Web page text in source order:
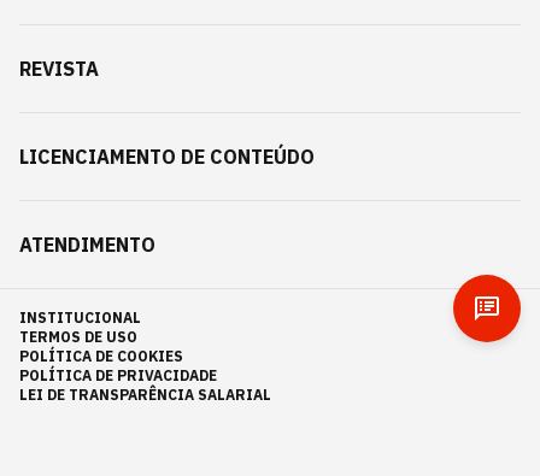
REVISTA
LICENCIAMENTO DE CONTEÚDO
ATENDIMENTO
INSTITUCIONAL
TERMOS DE USO
POLÍTICA DE COOKIES
POLÍTICA DE PRIVACIDADE
LEI DE TRANSPARÊNCIA SALARIAL